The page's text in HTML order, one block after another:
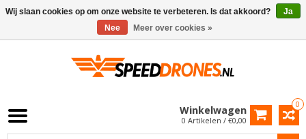
0
Winkelwagen
0 Artikelen / €0,00
Wij slaan cookies op om onze website te verbeteren. Is dat akkoord?
Ja
Nee
Meer over cookies »